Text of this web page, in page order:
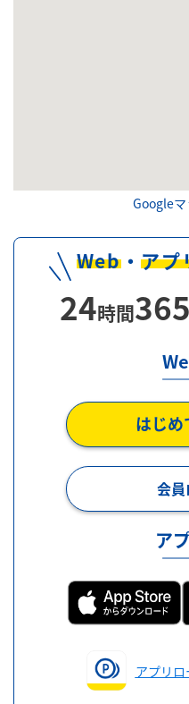
Google
Web・アプ
24時間365
はじ
会
ア
アプリ